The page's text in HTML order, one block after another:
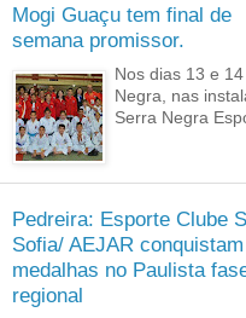
Mogi Guaçu tem final de
semana promissor.
Nos dias 13 e
Negra, nas
Serra Negra
Pedreira: Esporte Clube
Sofia/ AEJAR conquistam
medalhas no Paulista
regional